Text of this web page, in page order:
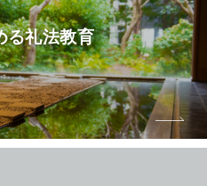
る礼法教育